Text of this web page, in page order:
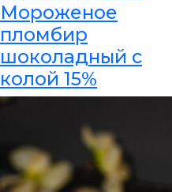
Мороженое
пломбир
шоколадный с
колой 15%